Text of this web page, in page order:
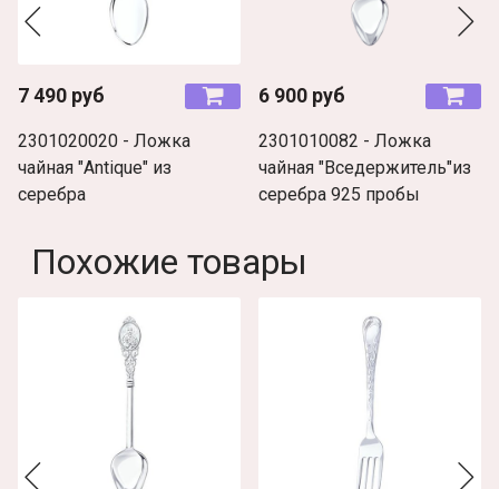
7 490 руб
2301020020 - Ложка
чайная "Antique" из
серебра
6 900 руб
2301010082 - Ложка
чайная "Вседержитель"из
серебра 925 пробы
Похожие товары